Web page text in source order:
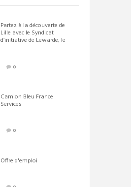
Partez à la découverte de
Lille avec le Syndicat
d’initiative de Lewarde, le
0
Camion Bleu France
Services
0
Offre d'emploi